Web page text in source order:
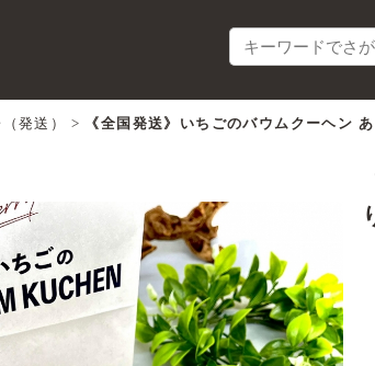
発送） > 《全国発送》いちごのバウムクーヘン